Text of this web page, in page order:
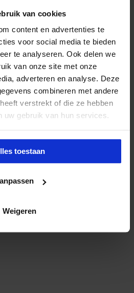
van cookies
content en advertenties te
voor social media te bieden
te analyseren. Ook delen we
van onze site met onze
adverteren en analyse. Deze
combineren met andere
verstrekt of die ze hebben
uw gebruik van hun services.
toestaan
Weigeren